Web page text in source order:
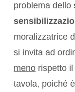
problema dello
moralizzatrice
si invita ad
meno rispetto
tavola, poiché